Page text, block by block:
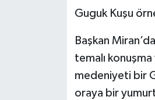
Guguk Kuşu
Başkan
temalı
medeniyeti bir
oraya bir